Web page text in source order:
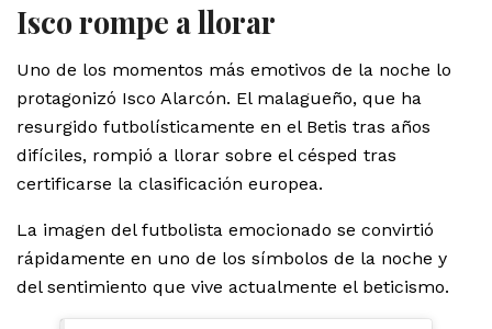
Isco rompe a llorar
Uno de los momentos más emotivos de la noche lo
protagonizó Isco Alarcón. El malagueño, que ha
resurgido futbolísticamente en el Betis tras años
difíciles, rompió a llorar sobre el césped tras
certificarse la clasificación europea.
La imagen del futbolista emocionado se convirtió
rápidamente en uno de los símbolos de la noche y
del sentimiento que vive actualmente el beticismo.